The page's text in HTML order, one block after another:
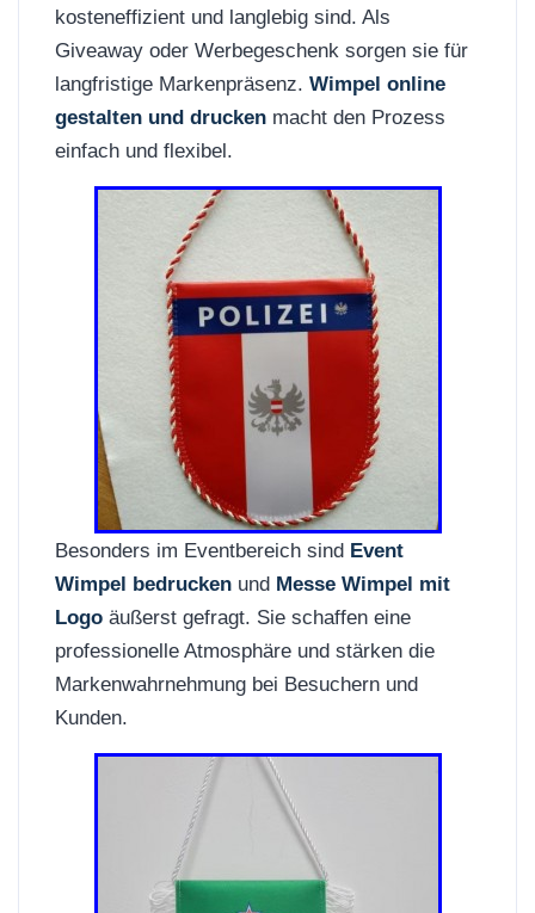
kosteneffizient und langlebig sind. Als
Giveaway oder Werbegeschenk sorgen sie für
langfristige Markenpräsenz. Wimpel online
gestalten und drucken macht den Prozess
einfach und flexibel.
Besonders im Eventbereich sind Event
Wimpel bedrucken und Messe Wimpel mit
Logo äußerst gefragt. Sie schaffen eine
professionelle Atmosphäre und stärken die
Markenwahrnehmung bei Besuchern und
Kunden.